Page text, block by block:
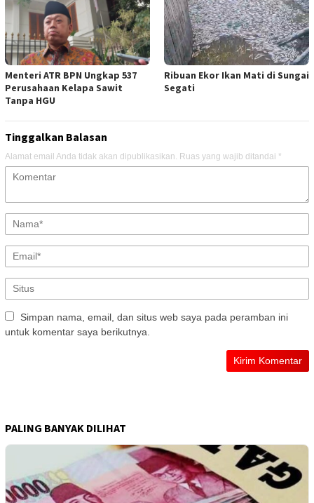
Menteri ATR BPN Ungkap 537
Perusahaan Kelapa Sawit
Tanpa HGU
Ribuan Ekor Ikan Mati di Sungai
Segati
Tinggalkan Balasan
Alamat email Anda tidak akan dipublikasikan. Ruas yang wajib ditandai *
Simpan nama, email, dan situs web saya pada peramban ini
untuk komentar saya berikutnya.
PALING BANYAK DILIHAT